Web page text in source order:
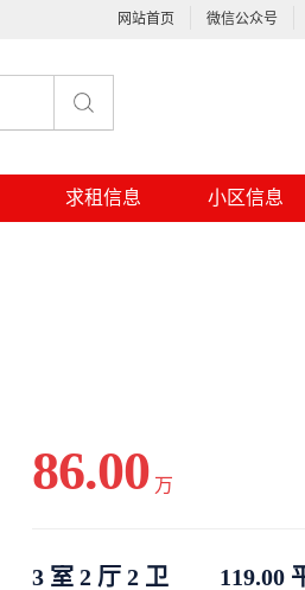
网站首页 微信公众号
求租信息 小区信息
86.00 万
3 室 2 厅 2 卫 119.00